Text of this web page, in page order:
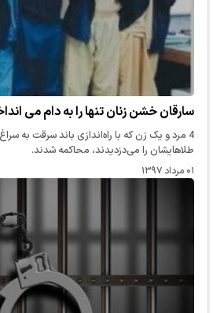
سارقان خشن زنان تنها را به دام می
4 مرد و یک زن که با راه‌اندازی باند سرقت به
طلاهایشان را می‌دزدیدند، محاکمه شدند.
۰۱ مرداد ۱۳۹۷